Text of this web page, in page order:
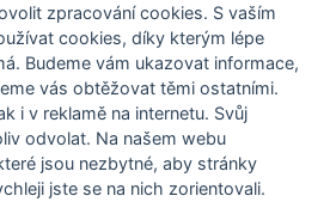
údaji
zpracování cookies. S vaším
cookies, díky kterým lépe
. Budeme vám ukazovat informace,
vás obtěžovat těmi ostatními.
i v reklamě na internetu. Svůj
odvolat. Na našem webu
jsou nezbytné, aby stránky
jste se na nich zorientovali.